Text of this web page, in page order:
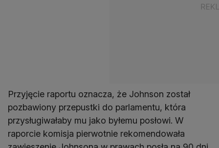
Przyjęcie raportu oznacza, że Johnson został
pozbawiony przepustki do parlamentu, która
przysługiwałaby mu jako byłemu posłowi. W
raporcie komisja pierwotnie rekomendowała